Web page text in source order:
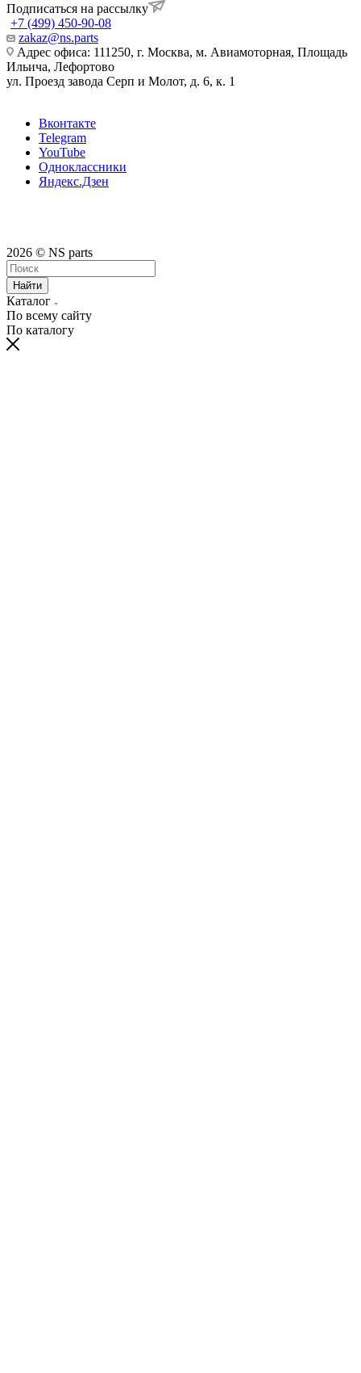
Подписаться на рассылку
+7 (499) 450-90-08
zakaz@ns.parts
Адрес офиса: 111250, г. Москва, м. Авиамоторная, Площадь
Ильича, Лефортово
ул. Проезд завода Серп и Молот, д. 6, к. 1
Вконтакте
Telegram
YouTube
Одноклассники
Яндекс.Дзен
2026 © NS parts
Найти
Каталог
По всему сайту
По каталогу